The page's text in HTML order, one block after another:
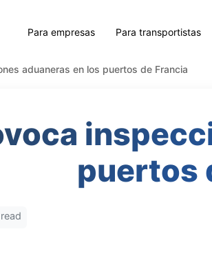
Para empresas Para transportistas
aduaneras en los puertos de Francia
puertos